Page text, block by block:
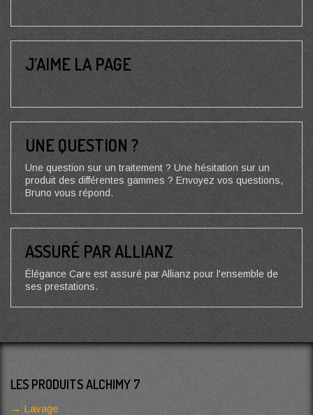
J’AIME LA PAGE
UNE QUESTION ?
Une question sur un traitement ? Une hésitation sur un
produit des différentes gammes ? Envoyez vos questions,
Bruno vous répond.
ASSURÉ PAR ALLIANZ
Élégance Care est assuré par Allianz pour l'ensemble de
ses prestations.
LES PRODUITS ALCHIMY 7
Lavage